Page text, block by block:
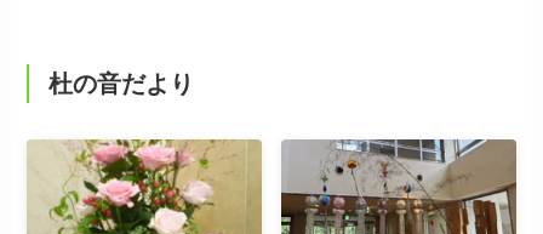
杜の音だより